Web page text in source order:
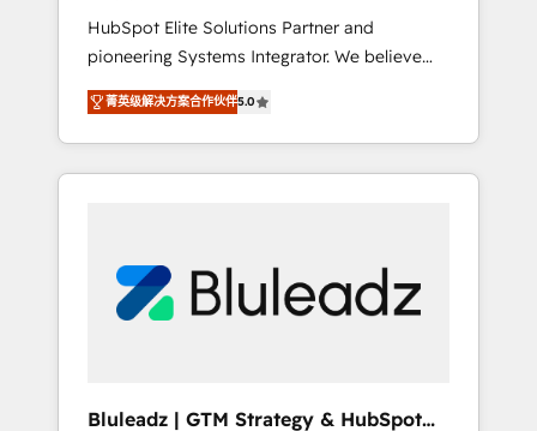
processes evolve. Since 2014, we’ve
supported 1,400+ clients across a wide range
of industries, including healthcare, software,
B2B services, manufacturing, financial
services and more. Whether clients are new
to HubSpot or expanding into more
long-term value and a consistently strong
client experience.
HubSpot Elite Solutions Partner and
pioneering Systems Integrator. We believe
technology should serve business strategy,
not the other way around. Every engagement
begins with clear objectives, customer
journey mapping, and measurable KPIs. Only
Connectors, workflows, and data
architectures that make HubSpot the
菁英级解决方案合作伙伴5.0
Bluleadz | GTM Strategy & HubSpot